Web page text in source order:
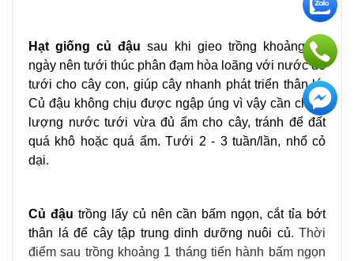
Hạt giống củ đậu sau khi gieo trồng khoảng 20
ngày nên tưới thúc phân đạm hòa loãng với nước để
tưới cho cây con, giúp cây nhanh phát triển thân lá.
Củ đậu không chịu được ngập úng vì vậy cần chú ý
lượng nước tưới vừa đủ ẩm cho cây, tránh để đất
quá khô hoặc quá ẩm. Tưới 2 - 3 tuần/lần, nhổ cỏ
dại.
Củ đậu trồng lấy củ nên cần bấm ngọn, cắt tỉa bớt
thân lá để cây tập trung dinh dưỡng nuôi củ. Thời
điểm sau trồng khoảng 1 tháng tiến hành bấm ngọn